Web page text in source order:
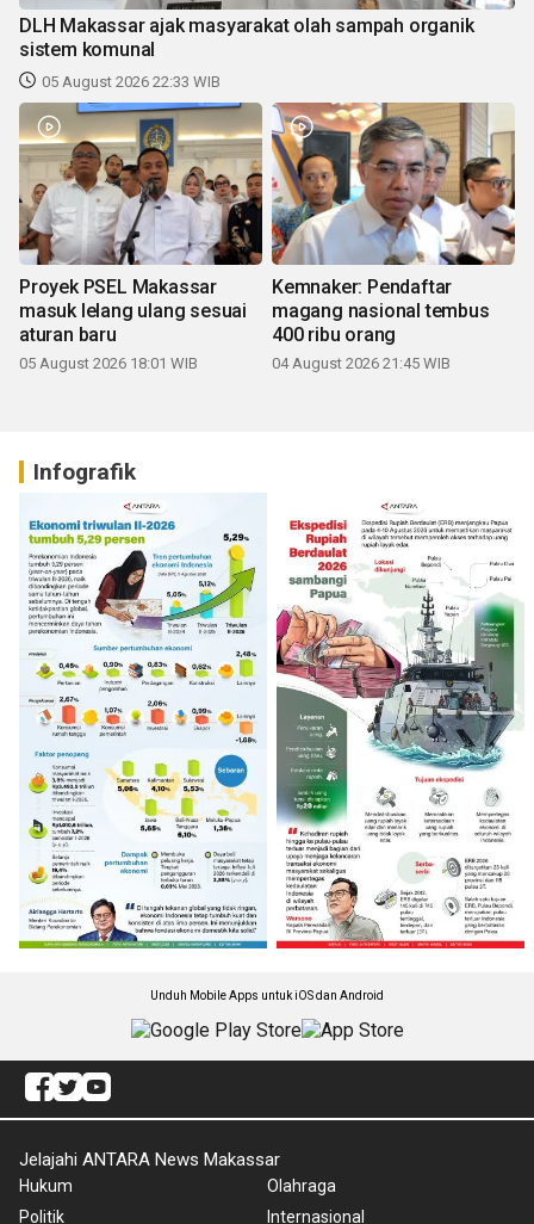
DLH Makassar ajak masyarakat olah sampah organik
sistem komunal
05 August 2026 22:33 WIB
Proyek PSEL Makassar
masuk lelang ulang sesuai
aturan baru
05 August 2026 18:01 WIB
Kemnaker: Pendaftar
magang nasional tembus
400 ribu orang
04 August 2026 21:45 WIB
Infografik
Unduh Mobile Apps untuk iOS dan Android
Jelajahi ANTARA News Makassar
Hukum
Politik
Olahraga
Internasional